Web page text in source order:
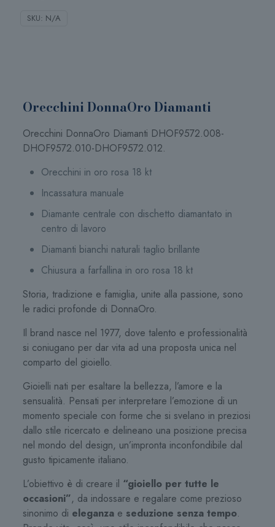
SKU: N/A
Orecchini DonnaOro Diamanti
Orecchini DonnaOro Diamanti DHOF9572.008-
DHOF9572.010-DHOF9572.012.
Orecchini in oro rosa 18 kt
Incassatura manuale
Diamante centrale con dischetto diamantato in
centro di lavoro
Diamanti bianchi naturali taglio brillante
Chiusura a farfallina in oro rosa 18 kt
Storia, tradizione e famiglia, unite alla passione, sono
le radici profonde di DonnaOro.
Il brand nasce nel 1977, dove talento e professionalità
si coniugano per dar vita ad una proposta unica nel
comparto del gioiello.
Gioielli nati per esaltare la bellezza, l’amore e la
sensualità. Pensati per interpretare l’emozione di un
momento speciale con forme che si svelano in preziosi
dallo stile ricercato e delineano una posizione precisa
nel mondo del design, un’impronta inconfondibile dal
gusto tipicamente italiano.
L’obiettivo è di creare il “gioiello per tutte le
occasioni”, da indossare e regalare come prezioso
sinonimo di eleganza e seduzione senza tempo.